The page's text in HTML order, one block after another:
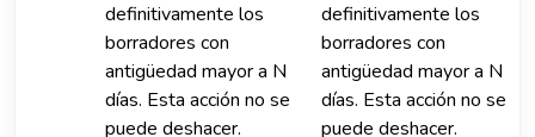
definitivamente los
borradores con
antigüedad mayor a N
días. Esta acción no se
puede deshacer.
definitivamente los
borradores con
antigüedad mayor a N
días. Esta acción no se
puede deshacer.